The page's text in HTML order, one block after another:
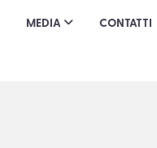
MEDIA CONTATTI